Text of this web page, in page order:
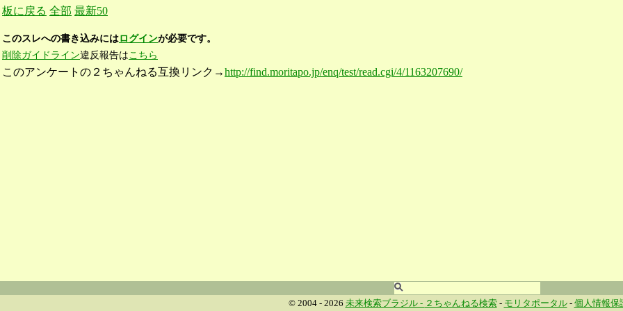
板に戻る 全部 最新50
このスレへの書き込みにはログインが必要です。
削除ガイドライン違反報告はこちら
このアンケートの２ちゃんねる互換リンク→http://find.moritapo.jp/enq/test/read.cgi/4/1163207690/
© 2004 - 2026 未来検索ブラジル - ２ちゃんねる検索- モリタポータル- 個人情報保